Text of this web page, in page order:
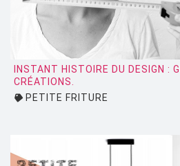
GANDIA BLASCO
GERVASONI
GLAS ITALIA
GUBI
INSTANT HISTOIRE DU DESIGN :
CRÉATIONS.
PETITE FRITURE